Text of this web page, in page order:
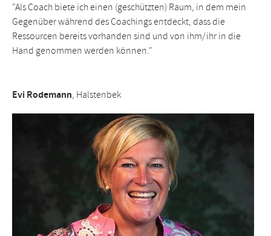
"Als Coach biete ich einen (geschützten) Raum, in dem mein
Gegenüber während des Coachings entdeckt, dass die
Ressourcen bereits vorhanden sind und von ihm/ihr in die
Hand genommen werden können."
Evi Rodemann, Halstenbek